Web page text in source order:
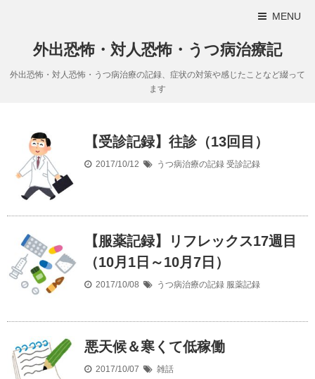
MENU
外出恐怖・対人恐怖・うつ病治療記
外出恐怖・対人恐怖・うつ病治療の記録、症状の対策や感じたことなど綴って
ます
【受診記録】往診（13回目）
2017/10/12 うつ病治療の記録 受診記録
【服薬記録】リフレックス17週目
（10月1日～10月7日）
2017/10/08 うつ病治療の記録 服薬記録
悪天候＆寒くて低稼働
2017/10/07 雑話